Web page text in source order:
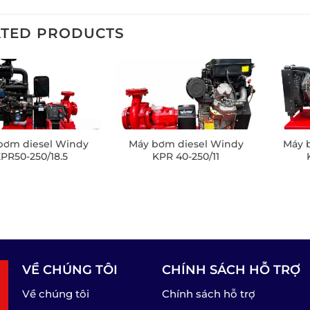
PRODUCTS
diesel Windy
250/18.5
Máy bơm diesel Windy
KPR 40-250/11
Máy
VỀ CHÚNG TÔI
Về chúng tôi
CHÍNH SÁCH HỖ TRỢ
Chính sách hỗ trợ